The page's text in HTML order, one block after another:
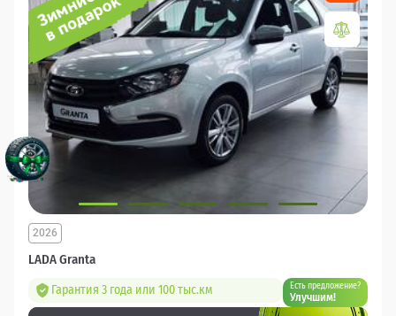
LADA Granta
2026
Гарантия 3 года или 100 тыс.км Есть предложение?
Улучшим!